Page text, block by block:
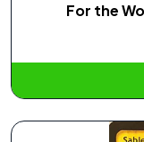
For the